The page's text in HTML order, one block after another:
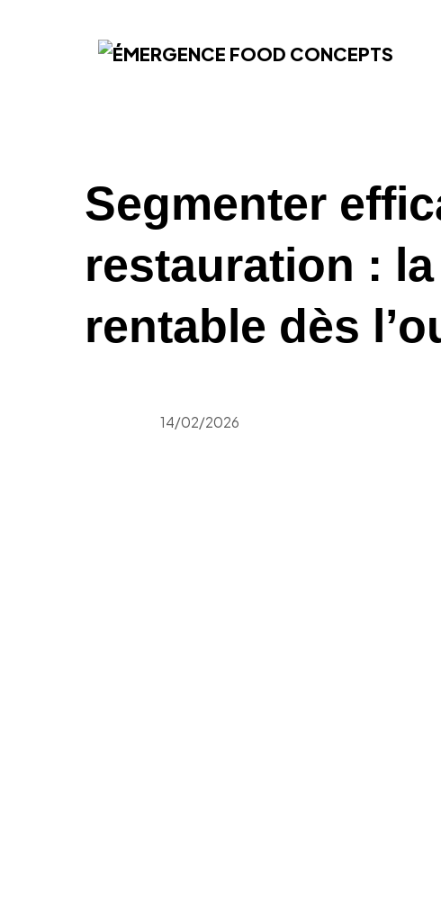
Segmenter
restauration :
rentable dès
14/02/2026